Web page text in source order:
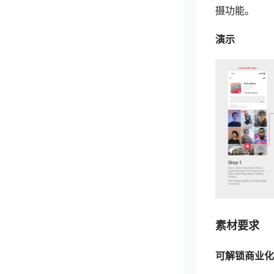
摄功能。
演示
素材要求
可解锁商业